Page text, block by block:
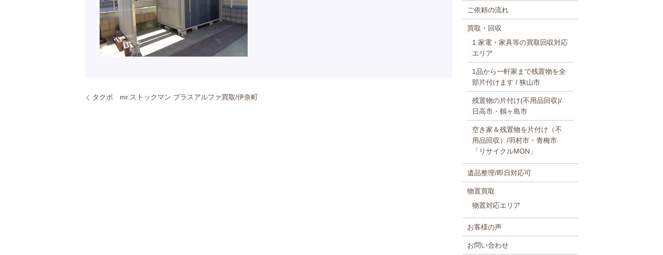
タクボ mr.ストックマン プラスアルファ買取/伊奈町
ご依頼の流れ
買取・回収
1.家電・家具等の買取回収対応
エリア
1品から一軒家まで残置物を全
部片付けます / 狭山市
残置物の片付け(不用品回収)/
日高市・鶴ヶ島市
空き家＆残置物を片付け（不
用品回収）/羽村市・青梅市
「リサイクルMON」
遺品整理/即日対応可
物置買取
物置対応エリア
お客様の声
お問い合わせ